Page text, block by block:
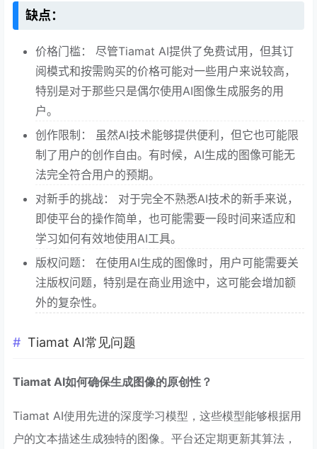
缺点：
价格门槛： 尽管Tiamat AI提供了免费试用，但其订
阅模式和按需购买的价格可能对一些用户来说较高，
特别是对于那些只是偶尔使用AI图像生成服务的用
户。
创作限制： 虽然AI技术能够提供便利，但它也可能限
制了用户的创作自由。有时候，AI生成的图像可能无
法完全符合用户的预期。
对新手的挑战： 对于完全不熟悉AI技术的新手来说，
即使平台的操作简单，也可能需要一段时间来适应和
学习如何有效地使用AI工具。
版权问题： 在使用AI生成的图像时，用户可能需要关
注版权问题，特别是在商业用途中，这可能会增加额
外的复杂性。
Tiamat AI常见问题
Tiamat AI如何确保生成图像的原创性？
Tiamat AI使用先进的深度学习模型，这些模型能够根据用
户的文本描述生成独特的图像。平台还定期更新其算法，